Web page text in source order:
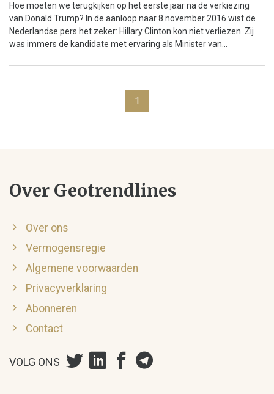
Hoe moeten we terugkijken op het eerste jaar na de verkiezing
van Donald Trump? In de aanloop naar 8 november 2016 wist de
Nederlandse pers het zeker: Hillary Clinton kon niet verliezen. Zij
was immers de kandidate met ervaring als Minister van...
1
Over Geotrendlines
Over ons
Vermogensregie
Algemene voorwaarden
Privacyverklaring
Abonneren
Contact
VOLG ONS